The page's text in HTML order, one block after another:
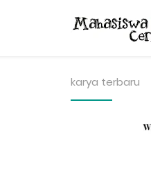
karya terbaru